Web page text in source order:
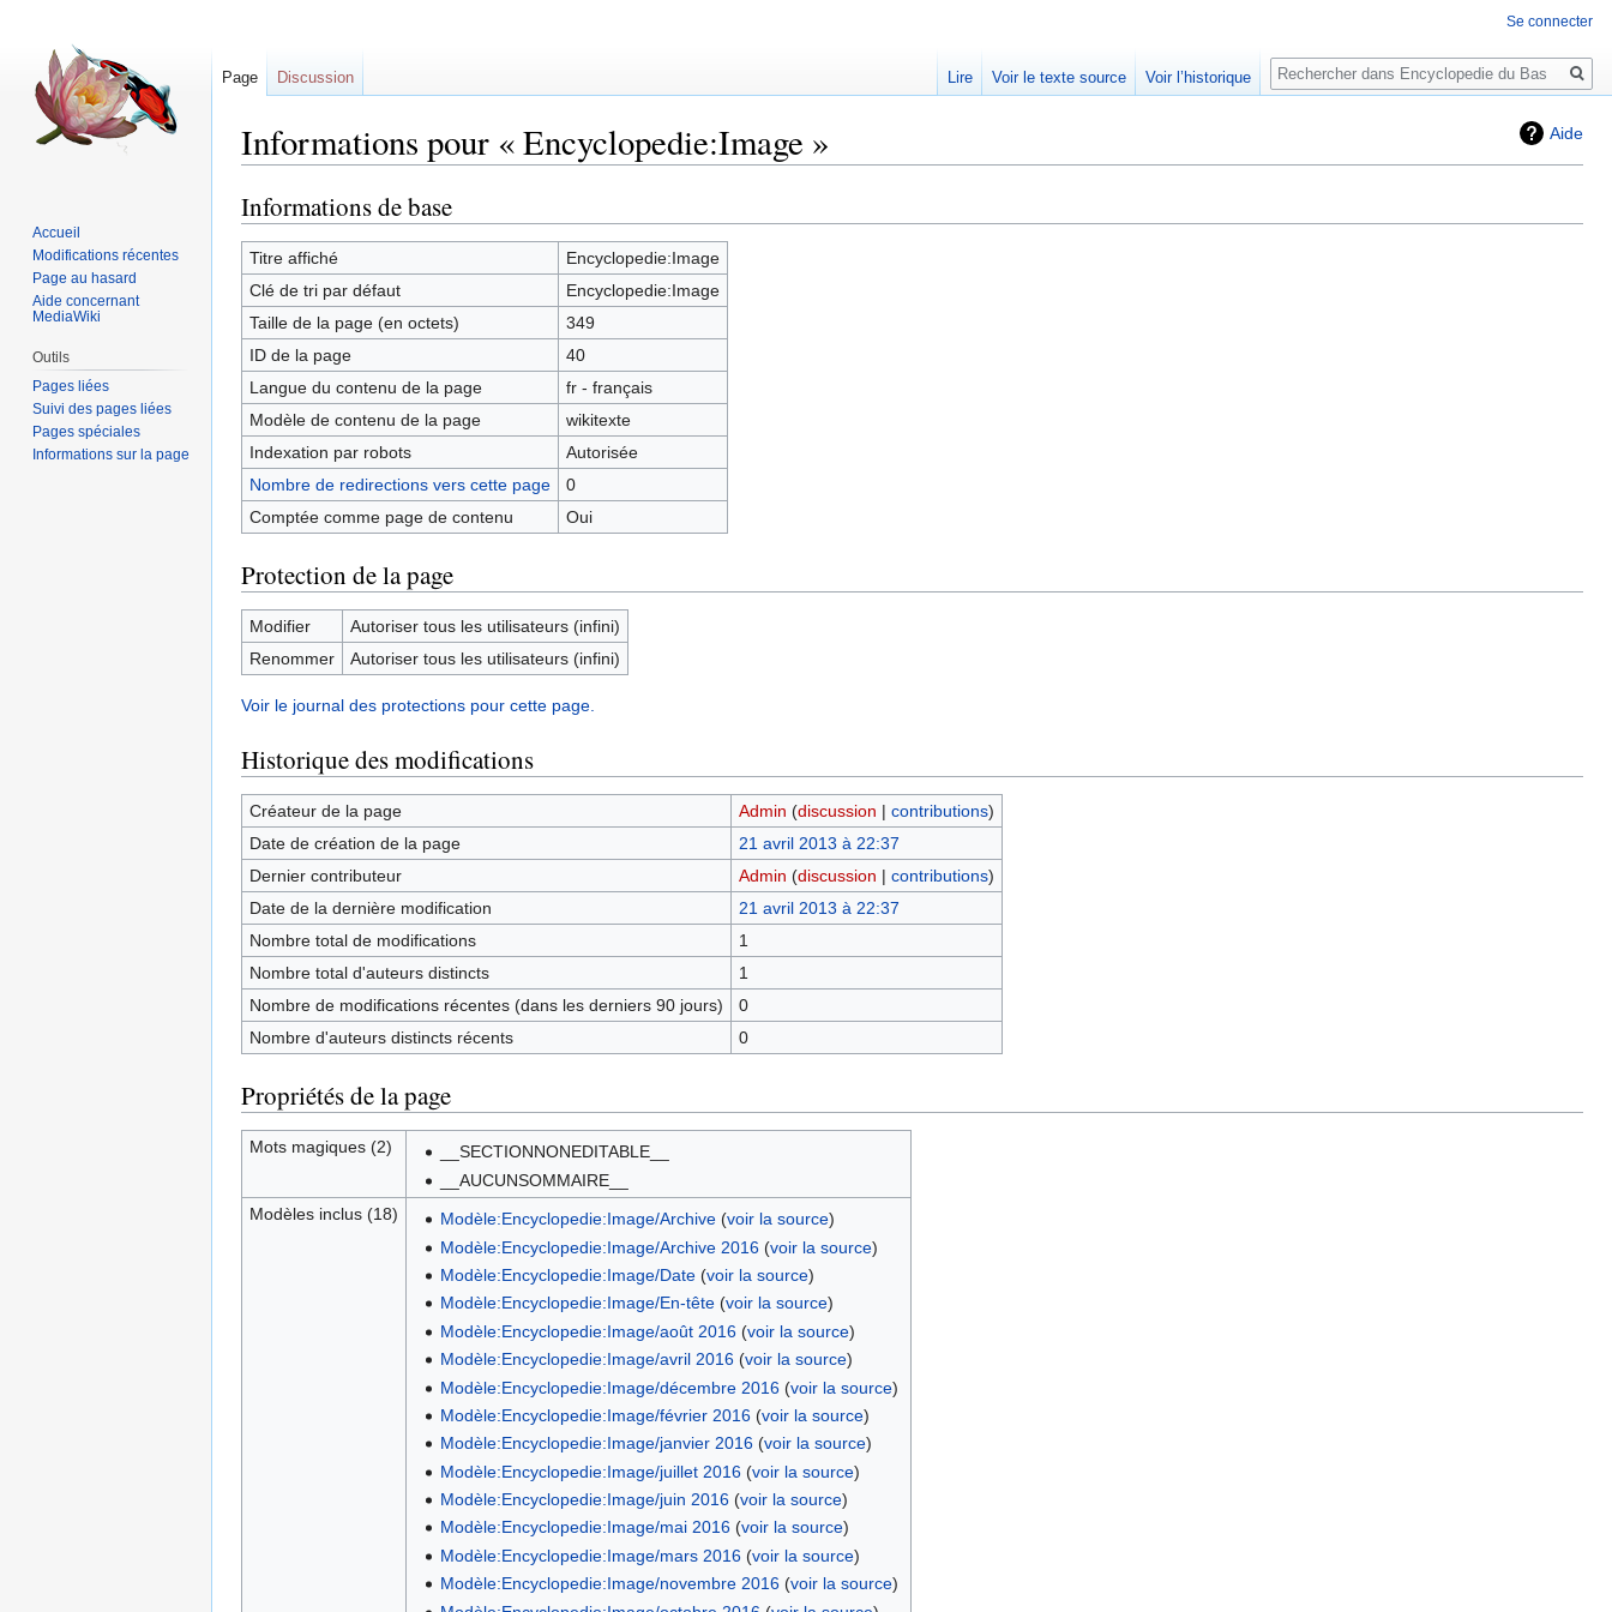
Aide
Informations pour « Encyclopedie:Image »
Sauter
à
la
navigation
Sauter
à
la
recherche
Informations de base
Titre affiché
Encyclopedie:Image
Clé de tri par défaut
Encyclopedie:Image
Taille de la page (en octets)
349
ID de la page
40
Langue du contenu de la page
fr - français
Modèle de contenu de la page
wikitexte
Indexation par robots
Autorisée
Nombre de redirections vers cette page
0
Comptée comme page de contenu
Oui
Protection de la page
Modifier
Autoriser tous les utilisateurs (infini)
Renommer
Autoriser tous les utilisateurs (infini)
Voir le journal des protections pour cette page.
Historique des modifications
Créateur de la page Admin (discussion | contributions)
Date de création de la page
21 avril 2013 à 22:37
Dernier contributeur
Admin (discussion | contributions)
Date de la dernière modification
21 avril 2013 à 22:37
Nombre total de modifications
1
Nombre total d'auteurs distincts
1
Nombre de modifications récentes (dans les derniers 90 jours)
0
Nombre d'auteurs distincts récents
0
Propriétés de la page
Mots magiques (2)
__SECTIONNONEDITABLE__
__AUCUNSOMMAIRE__
Modèles inclus (18)
Modèle:Encyclopedie:Image/Archive(voir la source)
Modèle:Encyclopedie:Image/Archive 2016(voir la source)
Modèle:Encyclopedie:Image/Date(voir la source)
Modèle:Encyclopedie:Image/En-tête(voir la source)
Modèle:Encyclopedie:Image/août 2016(voir la source)
Modèle:Encyclopedie:Image/avril 2016(voir la source)
Modèle:Encyclopedie:Image/décembre 2016(voir la source)
Modèle:Encyclopedie:Image/février 2016(voir la source)
Modèle:Encyclopedie:Image/janvier 2016(voir la source)
Modèle:Encyclopedie:Image/juillet 2016(voir la source)
Modèle:Encyclopedie:Image/juin 2016(voir la source)
Modèle:Encyclopedie:Image/mai 2016(voir la source)
Modèle:Encyclopedie:Image/mars 2016(voir la source)
Modèle:Encyclopedie:Image/novembre 2016(voir la source)
Se connecter
Page Discussion Lire Voir le texte source Voir l’historique
Rechercher
Accueil
Modifications récentes
Page au hasard
Aide concernant
MediaWiki
Outils
Pages liées
Suivi des pages liées
Pages spéciales
Informations sur la page